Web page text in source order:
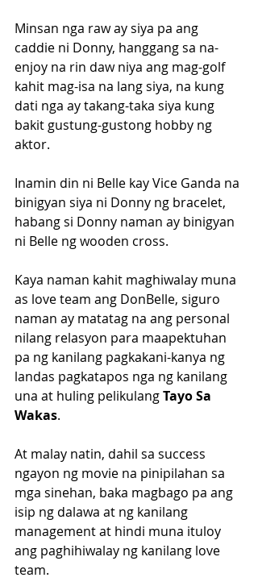
Minsan nga raw ay siya pa ang
caddie ni Donny, hanggang sa na-
enjoy na rin daw niya ang mag-golf
kahit mag-isa na lang siya, na kung
dati nga ay takang-taka siya kung
bakit gustung-gustong hobby ng
aktor.
Inamin din ni Belle kay Vice Ganda na
binigyan siya ni Donny ng bracelet,
habang si Donny naman ay binigyan
ni Belle ng wooden cross.
Kaya naman kahit maghiwalay muna
as love team ang DonBelle, siguro
naman ay matatag na ang personal
nilang relasyon para maapektuhan
pa ng kanilang pagkakani-kanya ng
landas pagkatapos nga ng kanilang
una at huling pelikulang Tayo Sa
Wakas.
At malay natin, dahil sa success
ngayon ng movie na pinipilahan sa
mga sinehan, baka magbago pa ang
isip ng dalawa at ng kanilang
management at hindi muna ituloy
ang paghihiwalay ng kanilang love
team.